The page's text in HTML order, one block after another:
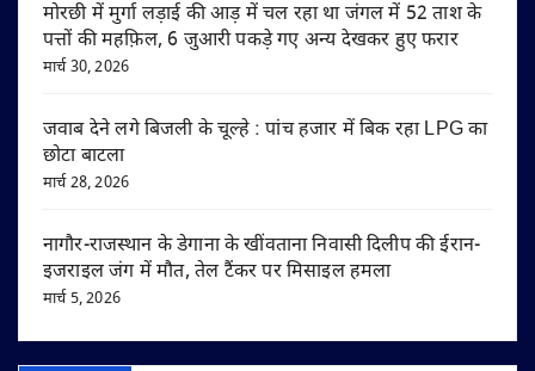
मोरछी में मुर्गा लड़ाई की आड़ में चल रहा था जंगल में 52 ताश के
पत्तों की महफ़िल, 6 जुआरी पकड़े गए अन्य देखकर हुए फरार
मार्च 30, 2026
जवाब देने लगे बिजली के चूल्हे : पांच हजार में बिक रहा LPG का
छोटा बाटला
मार्च 28, 2026
नागौर-राजस्थान के डेगाना के खींवताना निवासी दिलीप की ईरान-
इजराइल जंग में मौत, तेल टैंकर पर मिसाइल हमला
मार्च 5, 2026